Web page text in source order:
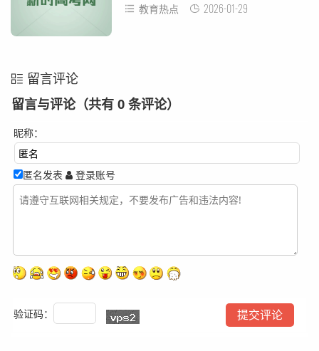
教育热点 2026-01-29
留言评论
留言与评论（共有 0 条评论）
昵称：
匿名发表 登录账号
验证码：